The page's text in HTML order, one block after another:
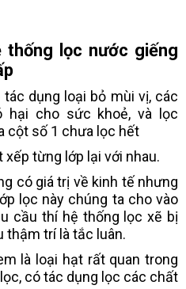
lọc nước giếng
dụng loại bỏ mùi vị, các
hại cho sức khoẻ, và lọc
cột số 1 chưa lọc hết
từng lớp lại với nhau.
có giá trị về kinh tế nhưng
lọc này chúng ta cho vào
cầu thí hệ thống lọc xẽ bị
thậm trí là tắc luân.
là loại hạt rất quan trong
có tác dụng lọc các chất